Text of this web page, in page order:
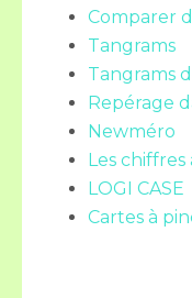
Comparer
Tangrams
Tangrams
Repérage
Newméro
Les
LOGI CASE
Cartes à